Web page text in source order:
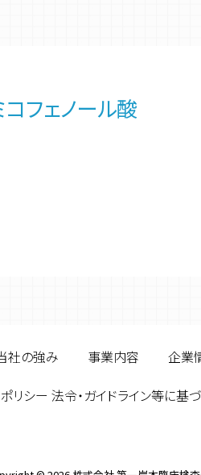
フェノール酸
社の強み 事業内容 企業
リシー 法令・ガイドライン等に基